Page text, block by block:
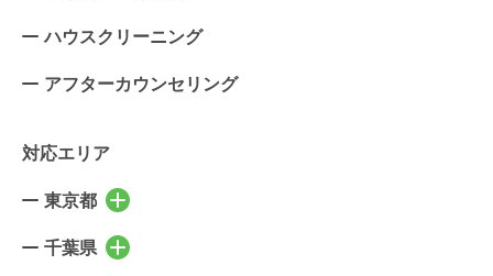
ハウスクリーニング
アフターカウンセリング
対応エリア
東京都 東京都の市区町村を表示
千代田区
千葉県 千葉県の市区町村を表示